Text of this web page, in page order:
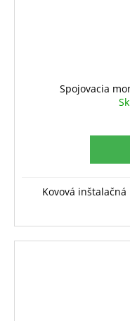
Spojovacia
Kovová